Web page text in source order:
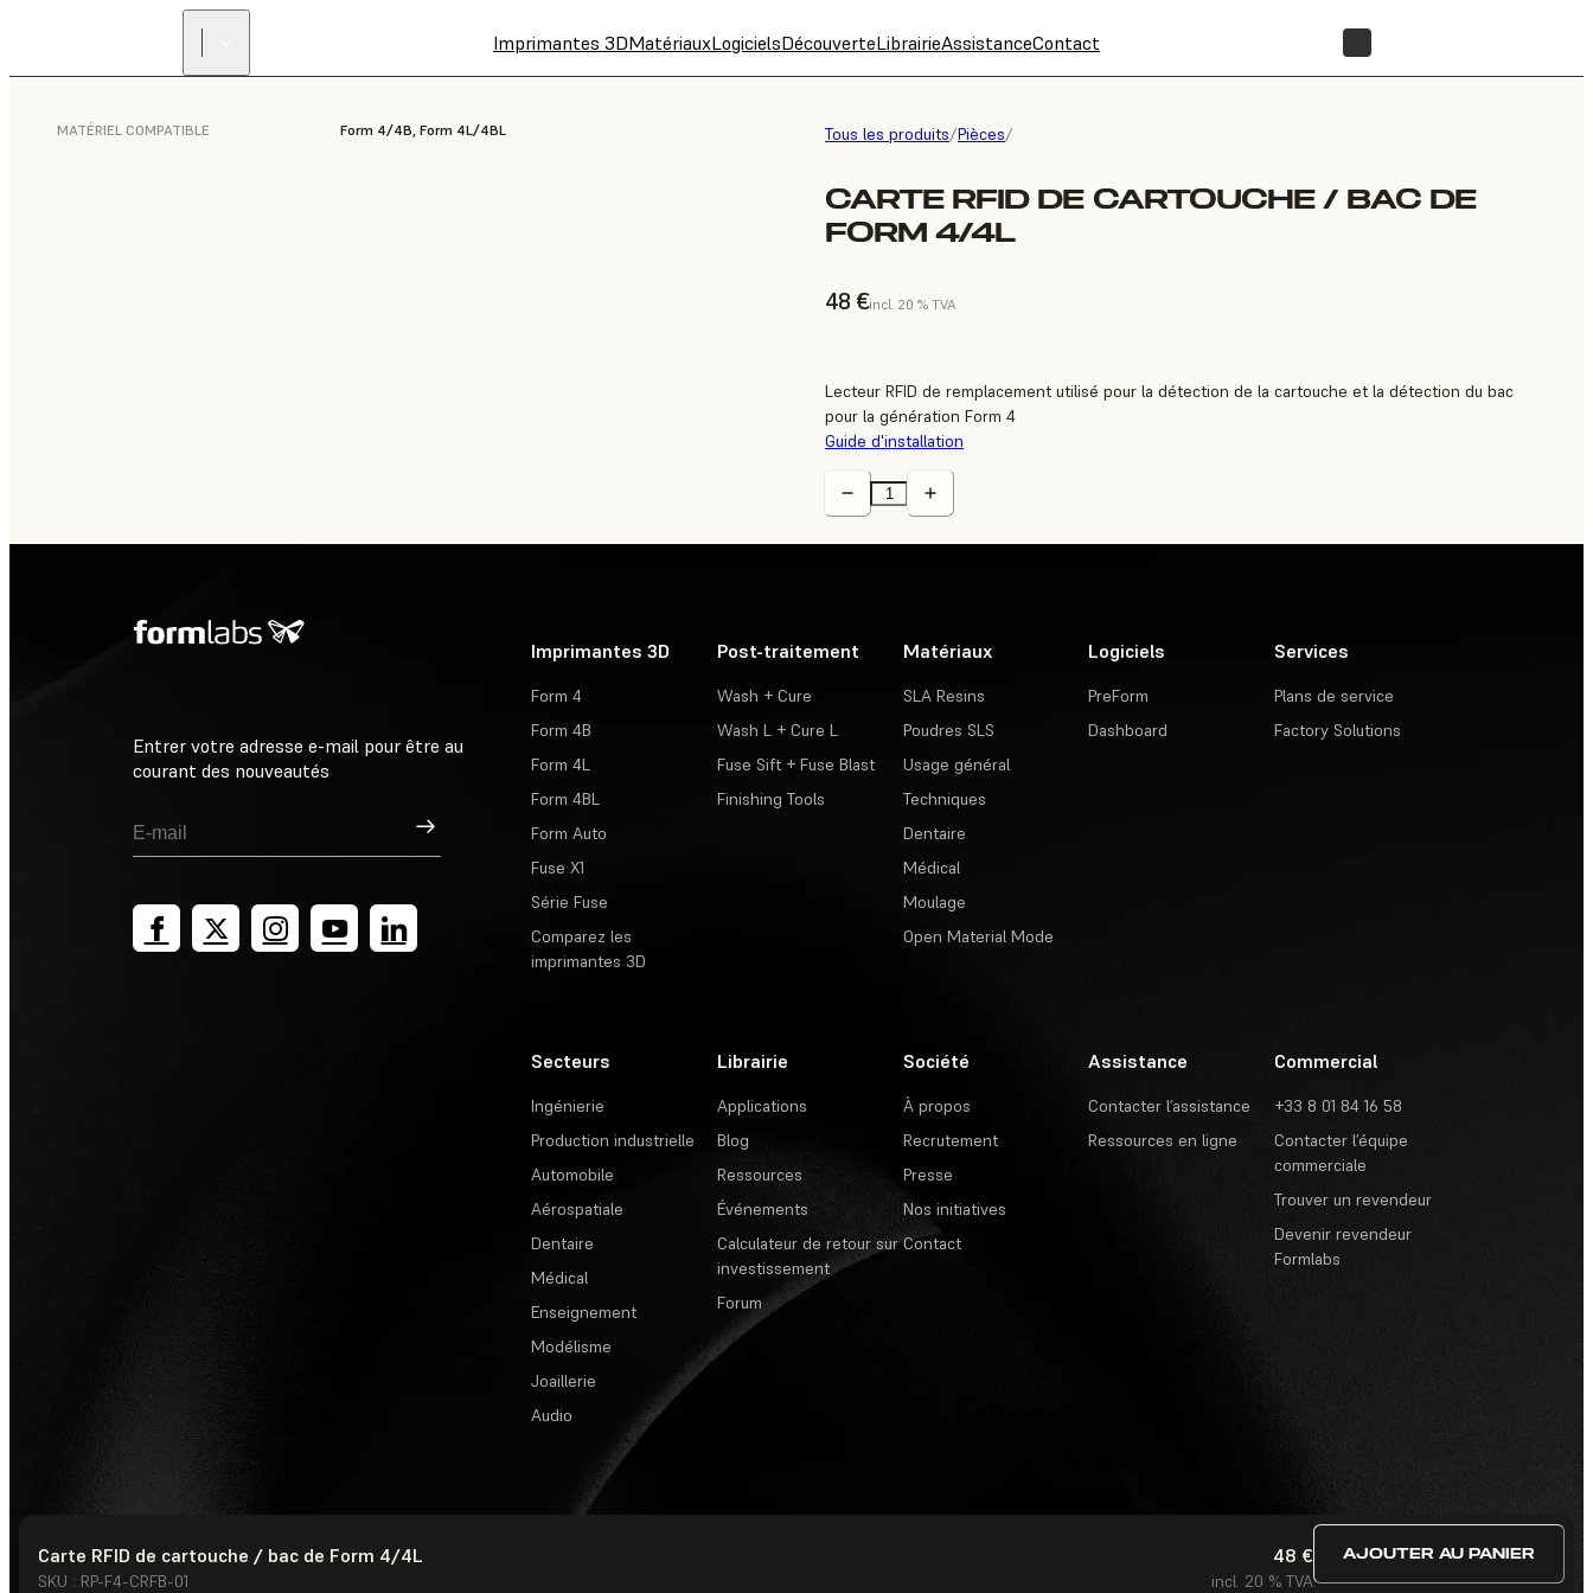
Imprimantes 3DMatériauxLogicielsDécouverteLibrairieAssistanceContact
Tous les produits/Pièces/
CARTE RFID DE CARTOUCHE / BAC DE
FORM 4/4L
48 €incl. 20 % TVA
MATÉRIEL COMPATIBLE Form 4/4B, Form 4L/4BL
Lecteur RFID de remplacement utilisé pour la détection de la cartouche et la détection du bac
pour la génération Form 4
Guide d'installation
Carte RFID de cartouche / bac de Form 4/4L
SKU : RP-F4-CRFB-01
48 €
incl. 20 % TVA
AJOUTER AU PANIER
Entrer votre adresse e-mail pour être au
courant des nouveautés
Inscription
Imprimantes 3D
Form 4
Form 4B
Form 4L
Form 4BL
Form Auto
Fuse X1
Série Fuse
Comparez les
imprimantes 3D
Post-traitement
Wash + Cure
Wash L + Cure L
Fuse Sift + Fuse Blast
Finishing Tools
Matériaux
SLA Resins
Poudres SLS
Usage général
Techniques
Dentaire
Médical
Moulage
Open Material Mode
Logiciels
PreForm
Dashboard
Services
Plans de service
Factory Solutions
Secteurs
Ingénierie
Production industrielle
Automobile
Aérospatiale
Dentaire
Médical
Enseignement
Modélisme
Joaillerie
Audio
Librairie
Applications
Blog
Ressources
Événements
Calculateur de retour sur
investissement
Forum
Société
À propos
Recrutement
Presse
Nos initiatives
Contact
Assistance
Contacter l’assistance
Ressources en ligne
Commercial
+33 8 01 84 16 58
Contacter l’équipe
commerciale
Trouver un revendeur
Devenir revendeur
Formlabs
© Formlabs · Concours et tirages au sort